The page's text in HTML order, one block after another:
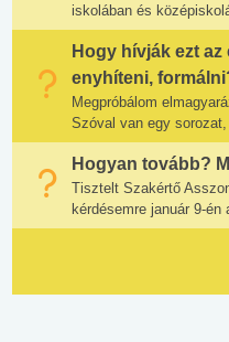
iskolában és
Hogy hívják ezt
enyhíteni,
Megpróbálom
Szóval van egy
Hogyan tovább?
Tisztelt Szakértő
kérdésemre január 9-én